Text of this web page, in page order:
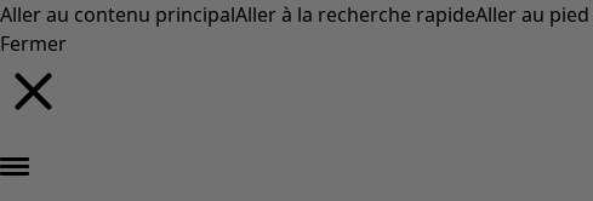
Aller au contenu principalAller à la recherche rapideAller au
Fermer